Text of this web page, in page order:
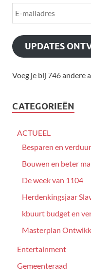
UPDATES
Voeg je bij 746 andere
CATEGORIEËN
ACTUEEL
Besparen en
Bouwen en beter
De week van 1104
Herdenkingsjaar
kbuurt budget en
Masterplan
Entertainment
Gemeenteraad